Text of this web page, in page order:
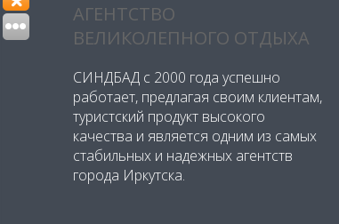
АГЕНТСТВО
ВЕЛИКОЛЕПНОГО ОТДЫХА
СИНДБАД с 2000 года успешно
работает, предлагая своим клиентам,
туристский продукт высокого
качества и является одним из самых
стабильных и надежных агентств
города Иркутска.